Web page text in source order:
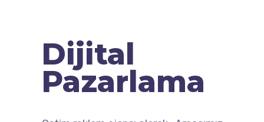
Dijital
Pazarlama